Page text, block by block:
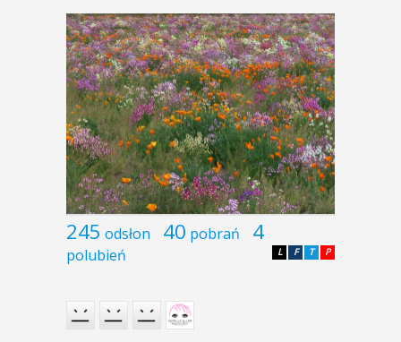
245 odsłon 40 pobrań 4
polubień P
T
F
L